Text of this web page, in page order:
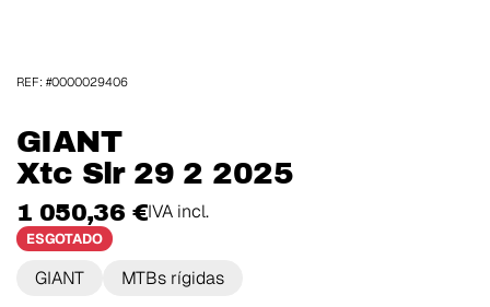
GIANT
Xtc Slr 29 2 2025
1 050,36 €IVA incl.
ESGOTADO
GIANT MTBs rígidas
REF: #0000029406